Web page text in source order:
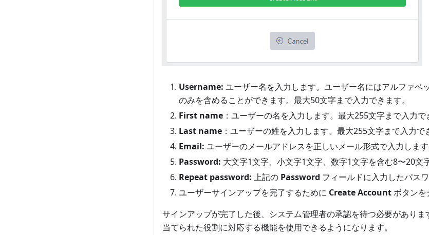
Username: ユーザー名を入力します。ユーザー名にはアルファベ
のみを含めることができます。最大50文字まで入力できます。
First name ：ユーザーの名を入力します。最大255文字まで入力で
Last name ：ユーザーの姓を入力します。最大255文字まで入力で
Email: ユーザーのメールアドレスを正しいメール形式で入力します
Password: 大文字1文字、小文字1文字、数字1文字を含む8〜20文
Repeat password: 上記の Password フィールドに入力したパス
ユーザーサインアップを完了するために Create Accountボタンを
サインアップが完了した後、システム管理者の承認を待つ必要がありま
当てられた役割に対応する機能を使用できるようになります。